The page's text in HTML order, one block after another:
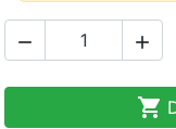
 
